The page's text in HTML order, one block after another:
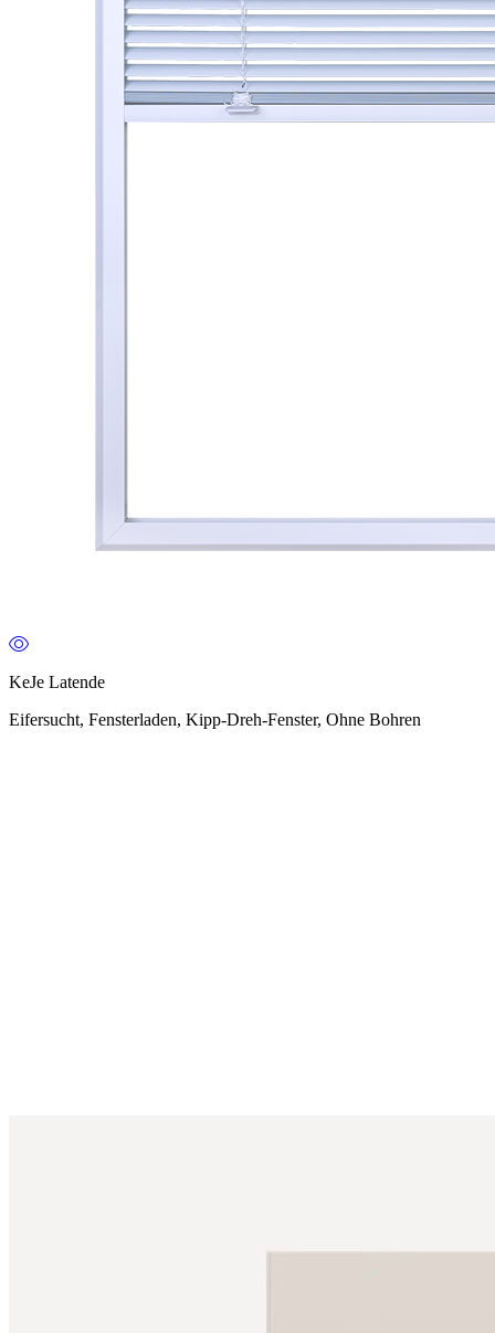
KeJe Latende
Eifersucht, Fensterladen, Kipp-Dreh-Fenster, Ohne Bohren